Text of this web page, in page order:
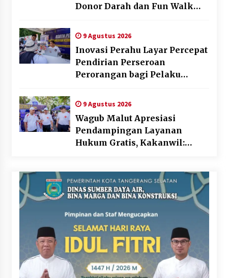
Donor Darah dan Fun Walk
Pemasyarakatan
9 Agustus 2026
Inovasi Perahu Layar Percepat
Pendirian Perseroan
Perorangan bagi Pelaku
9 Agustus 2026
Wagub Malut Apresiasi
Pendampingan Layanan
Hukum Gratis, Kakanwil: